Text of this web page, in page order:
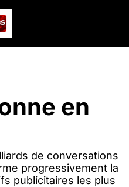
en
de conversations
progressivement la
publicitaires les plus